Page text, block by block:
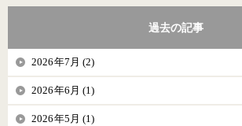
過去の記事
2026年7月 (2)
2026年6月 (1)
2026年5月 (1)